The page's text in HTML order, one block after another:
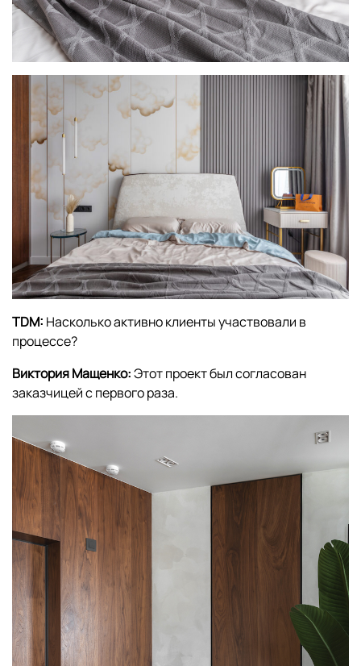
TDM: Насколько активно клиенты участвовали в
процессе?
Виктория Мащенко:Этот проект был согласован
заказчицей с первого раза.